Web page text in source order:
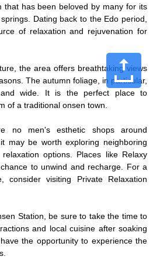
that has been beloved by many for its
Dating back to the Edo period,
of relaxation and rejuvenation for
the area offers breathtaking views
The autumn foliage, in particular,
wide. It is the perfect place to
of a traditional onsen town.
no men's esthetic shops around
may be worth exploring neighboring
options. Places like Relaxy
to unwind and recharge. For a
consider visiting Private Relaxation
Station, be sure to take the time to
and local cuisine after soaking
the opportunity to experience the